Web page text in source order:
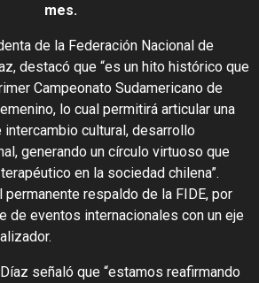
mes.
de la Federación Nacional de
destacó que “es un hito histórico que
Campeonato Sudamericano de
lo cual permitirá articular una
cultural, desarrollo
generando un círculo virtuoso que
en la sociedad chilena”.
permanente respaldo de la FIDE, por
de eventos internacionales con un eje
señaló que “estamos reafirmando